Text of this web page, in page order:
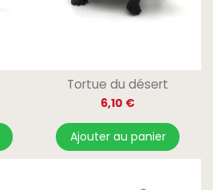
Tortue du désert
6,10 €
Ajouter au panier